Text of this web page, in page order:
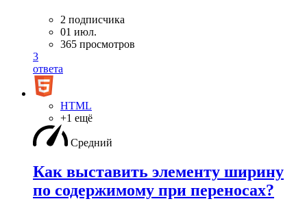
2 подписчика
01 июл.
365 просмотров
3
ответа
HTML
+1 ещё
Средний
Как выставить элементу ширину
по содержимому при переносах?